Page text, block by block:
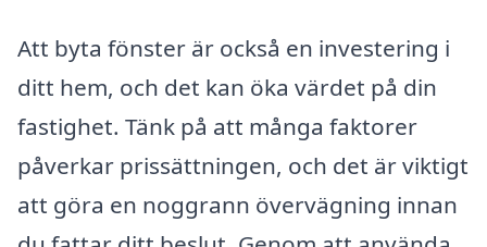
Att byta fönster är också en investering i
ditt hem, och det kan öka värdet på din
fastighet. Tänk på att många faktorer
påverkar prissättningen, och det är viktigt
att göra en noggrann övervägning innan